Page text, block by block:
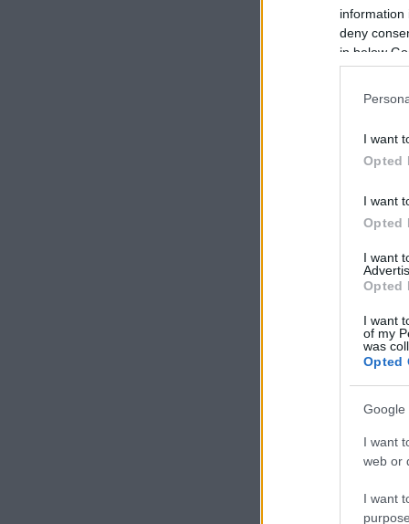
information
deny
in below
I want
Opted
I want
Opted
I want
Opted
I want
of my
was
Opted
Google
I want
web or
I want